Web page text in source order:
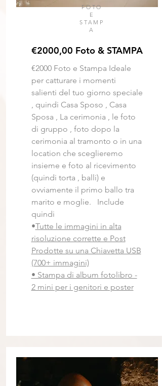
FOTO
E
STAMP
A
€2000,00 Foto & STAMPA
€2000 Foto e Stampa Ideale
per catturare i momenti
salienti del tuo giorno speciale
, quindi Casa Sposo , Casa
Sposa , La cerimonia , le foto
di gruppo , foto dopo la
cerimonia al tramonto o in una
location che sceglieremo
insieme e foto al ricevimento
(quindi torta , balli) e
ovviamente il primo ballo tra
marito e moglie. Include
quindi
•Tutte le immagini in alta
risoluzione corrette e Post
Prodotte su una Chiavetta USB
(700+ immagini)
• Stampa di album fotolibro -
2 mini per i genitori e poster